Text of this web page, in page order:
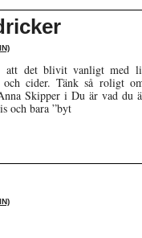
det blivit vanligt med
cider. Tänk så roligt
Skipper i Du är vad du
och bara ”byt